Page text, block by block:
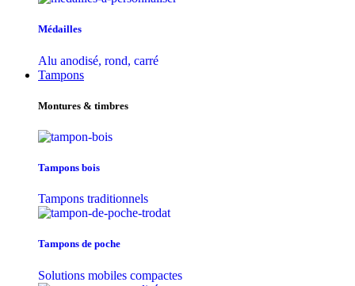
Médailles
Alu anodisé, rond, carré
Tampons
Montures & timbres
Tampons bois
Tampons traditionnels
Tampons de poche
Solutions mobiles compactes